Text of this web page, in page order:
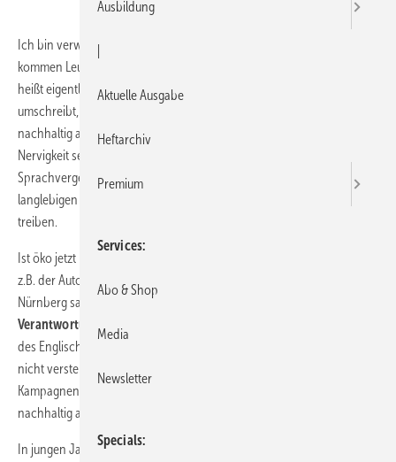
Ich bin verwirrt! Bisher dachte ich, öko ist grün. Nach und nach
kommen Leute daher und sagen öko sei blau, weil nachhaltig. Was
heißt eigentlich nachhaltig? Dieses Modewort, das Dinge neudeutsch
umschreibt, die es schon seit Jahrhunderten gibt! Das Einzige, was
nachhaltig an dem Wort Nachhaltigkeit ist, ist die andauernde
Nervigkeit seiner fortwährenden Benutzung durch oberschlaue
Sprachvergewaltiger, die die Menschen mit ihrer vermeintlich
langlebigen Wortwahl an den Rand des immerwährenden Wahnsinns
treiben.
Ist öko jetzt blau? In unserer Branche ahmt man nun Blau-Kampagnen
z.B. der Automobilhersteller nach. Auf den Messen in Essen und
Nürnberg sah man Plakate mit
Verantwortung. „Was bedeutet das?“
des Englischen mächtig sind. Anderen ist es eh wurst, da sie es gar
nicht verstehen, obwohl sie, wie man von den
Kampagnenverantwortlichen hört, eigentlich die Zielgruppe sind, die
nachhaltig angesprochen werden soll.
In jungen Jahren, ca. zwischen16 und 26 Jahren, bedeutete „blaue
Ausbildung
Aktuelle Ausgabe
Heftarchiv
Premium
Services
Abo & Shop
Media
Newsletter
Specials